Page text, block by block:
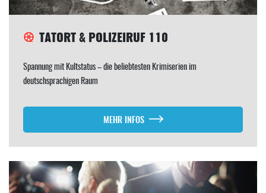
TATORT & POLIZEIRUF 110
Spannung mit Kultstatus – die beliebtesten Krimiserien im
deutschsprachigen Raum
MEHR INFOS